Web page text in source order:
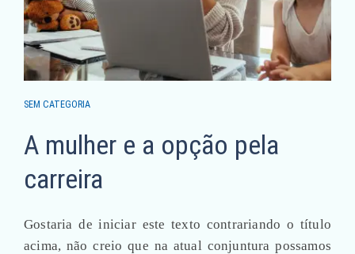
SEM CATEGORIA
A mulher e a opção pela
carreira
Gostaria de iniciar este texto contrariando o título
acima, não creio que na atual conjuntura possamos